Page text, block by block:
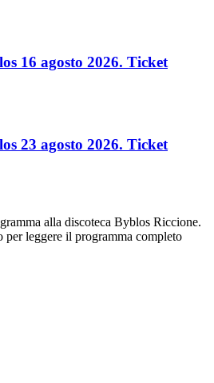
16 agosto 2026. Ticket
23 agosto 2026. Ticket
alla discoteca Byblos Riccione.
per leggere il programma completo